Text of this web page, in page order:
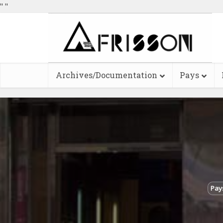
" "
Archives/Documentation Pays